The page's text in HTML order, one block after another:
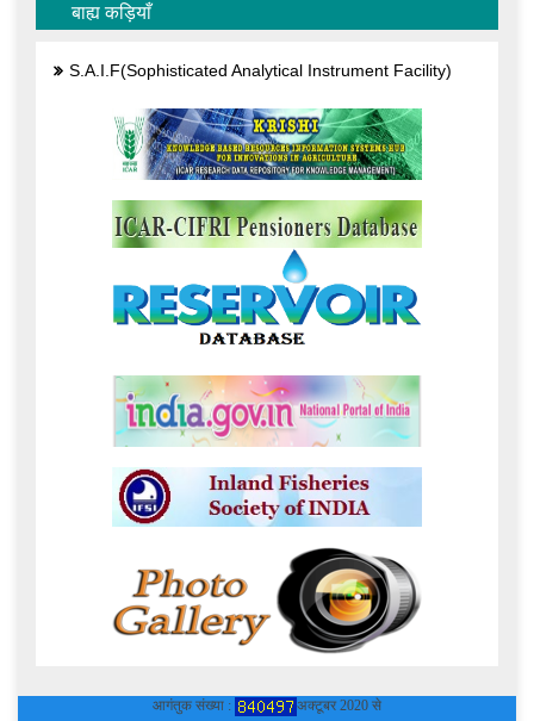
बाह्य कड़ियाँ
S.A.I.F(Sophisticated Analytical Instrument Facility)
आगंतुक संख्या : अक्टूबर 2020 से